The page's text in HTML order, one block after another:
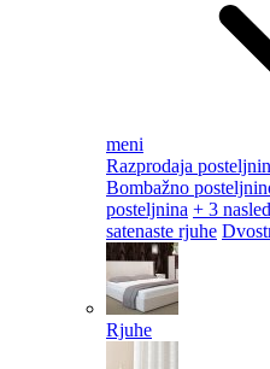
meni
Razprodaja
Bombažno
posteljnina + 3
satenaste rjuhe
Rjuhe